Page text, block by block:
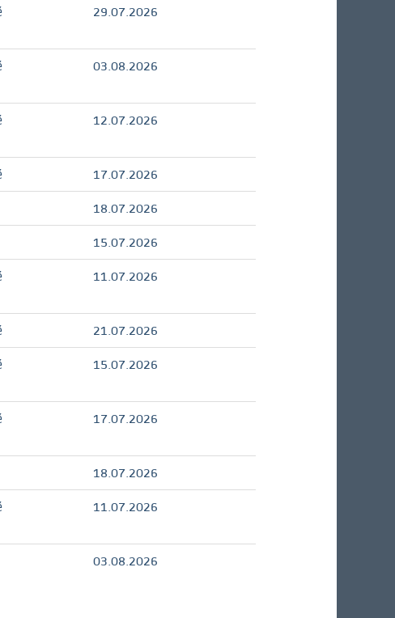
29.07.2026
03.08.2026
12.07.2026
17.07.2026
18.07.2026
15.07.2026
11.07.2026
21.07.2026
15.07.2026
17.07.2026
18.07.2026
11.07.2026
03.08.2026